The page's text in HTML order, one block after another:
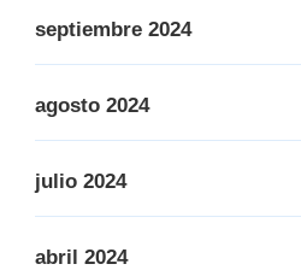
septiembre 2024
agosto 2024
julio 2024
abril 2024